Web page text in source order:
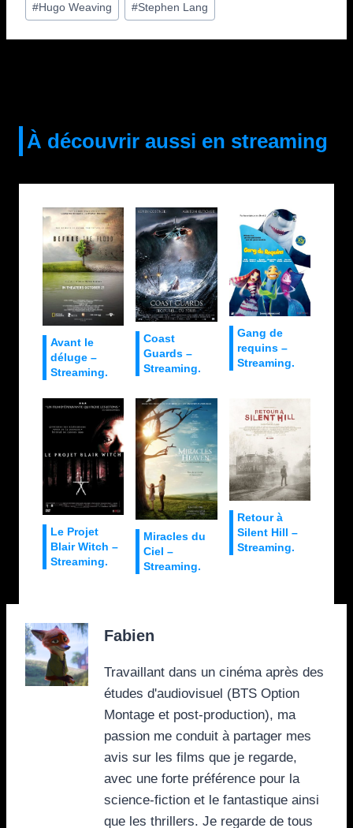
la#Hugo Weaving #Stephen Lang
À découvrir aussi en streaming
Avant le
déluge –
Streaming.
Coast
Guards –
Streaming.
Gang de
requins –
Streaming.
Le Projet
Blair Witch –
Streaming.
Miracles du
Ciel –
Streaming.
Retour à
Silent Hill –
Streaming.
Fabien
Travaillant dans un cinéma après des
études d'audiovisuel (BTS Option
Montage et post-production), ma
passion me conduit à partager mes
avis sur les films que je regarde,
avec une forte préférence pour la
science-fiction et le fantastique ainsi
que les thrillers. Je regarde de tous